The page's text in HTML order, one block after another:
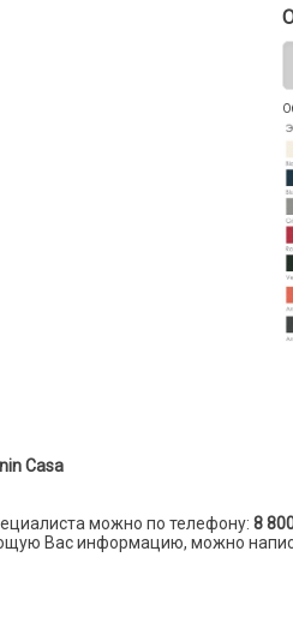
Casa
можно по телефону: 8
Вас информацию, можно